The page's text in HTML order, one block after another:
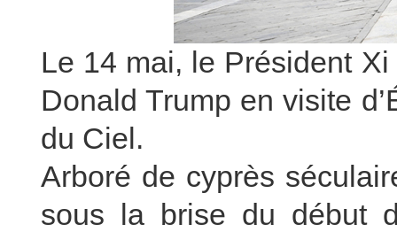
Le 14 mai, le Président
Donald Trump en visite
du Ciel.
Arboré de cyprès
sous la brise du début